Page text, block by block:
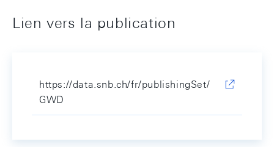
Lien vers la publication
https://data.snb.ch/fr/publishingSet/
GWD